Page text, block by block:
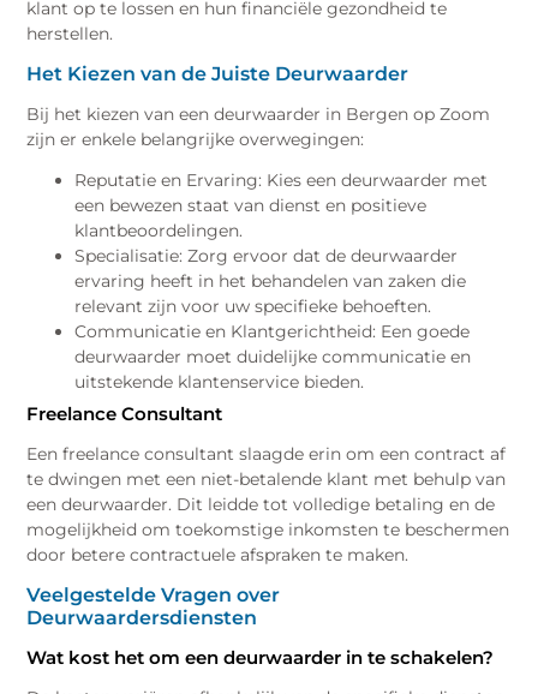
klant op te lossen en hun financiële gezondheid te
herstellen.
Het Kiezen van de Juiste Deurwaarder
Bij het kiezen van een deurwaarder in Bergen op Zoom
zijn er enkele belangrijke overwegingen:
Reputatie en Ervaring: Kies een deurwaarder met
een bewezen staat van dienst en positieve
klantbeoordelingen.
Specialisatie: Zorg ervoor dat de deurwaarder
ervaring heeft in het behandelen van zaken die
relevant zijn voor uw specifieke behoeften.
Communicatie en Klantgerichtheid: Een goede
deurwaarder moet duidelijke communicatie en
uitstekende klantenservice bieden.
Freelance Consultant
Een freelance consultant slaagde erin om een contract af
te dwingen met een niet-betalende klant met behulp van
een deurwaarder. Dit leidde tot volledige betaling en de
mogelijkheid om toekomstige inkomsten te beschermen
door betere contractuele afspraken te maken.
Veelgestelde Vragen over
Deurwaardersdiensten
Wat kost het om een deurwaarder in te schakelen?